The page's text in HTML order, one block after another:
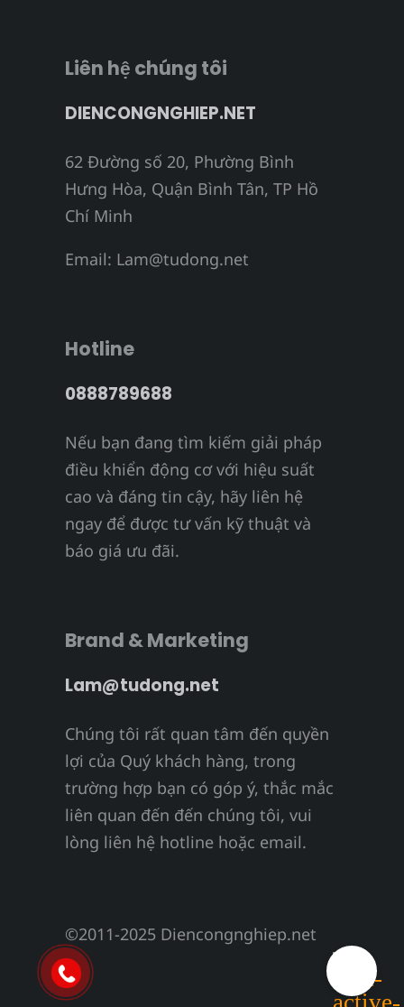
Liên hệ chúng tôi
DIENCONGNGHIEP.NET
62 Đường số 20, Phường Bình
Hưng Hòa, Quận Bình Tân, TP Hồ
Chí Minh
Email: Lam@tudong.net
Hotline
0888789688
Nếu bạn đang tìm kiếm giải pháp
điều khiển động cơ với hiệu suất
cao và đáng tin cậy, hãy liên hệ
ngay để được tư vấn kỹ thuật và
báo giá ưu đãi.
Brand & Marketing
Lam@tudong.net
Chúng tôi rất quan tâm đến quyền
lợi của Quý khách hàng, trong
trường hợp bạn có góp ý, thắc mắc
liên quan đến đến chúng tôi, vui
lòng liên hệ hotline hoặc email.
©2011-2025 Diencongnghiep.net